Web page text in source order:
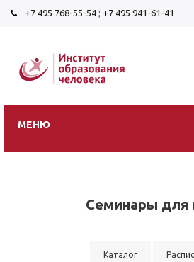
+7 495 768-55-54 ; +7 495 941-61-41
МЕНЮ
Семинары для
Каталог